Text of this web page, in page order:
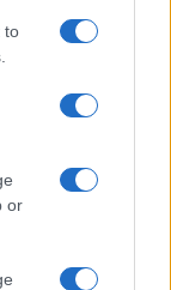
to
orhistoria real y